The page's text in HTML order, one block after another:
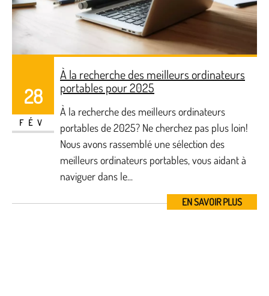
28
FÉV
À la recherche des meilleurs ordinateurs
portables pour 2025
À la recherche des meilleurs ordinateurs
portables de 2025? Ne cherchez pas plus loin!
Nous avons rassemblé une sélection des
meilleurs ordinateurs portables, vous aidant à
naviguer dans le...
EN SAVOIR PLUS